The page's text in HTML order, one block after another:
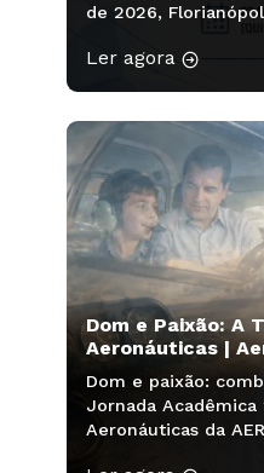
de 2026,
caminhos da
Ler agora
Dom e Paixão: A
Aeronáuticas |
Dom e paixão:
Jornada
Aeronáuticas da